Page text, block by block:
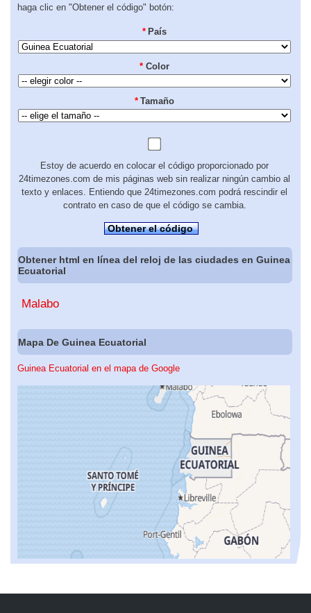
haga clic en "Obtener el código" botón:
* País
* Color
* Tamaño
Estoy de acuerdo en colocar el código proporcionado por
24timezones.com de mis páginas web sin realizar ningún cambio al
texto y enlaces. Entiendo que 24timezones.com podrá rescindir el
contrato en caso de que el código se cambia.
Obtener el código
Obtener html en línea del reloj de las ciudades en Guinea
Ecuatorial
Malabo
Mapa De Guinea Ecuatorial
Guinea Ecuatorial en el mapa de Google